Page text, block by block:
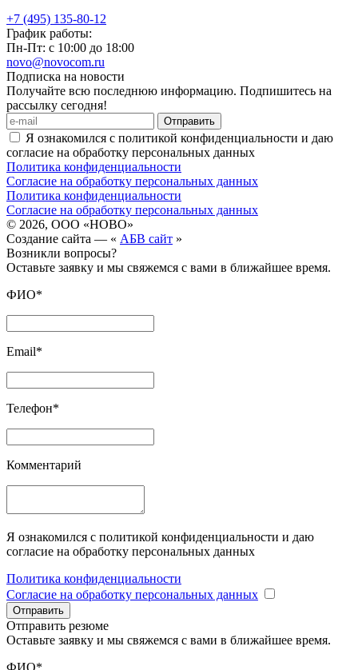
+7 (495) 135-80-12
График работы:
Пн-Пт: с 10:00 до 18:00
novo@novocom.ru
Подписка на новости
Получайте всю последнюю информацию. Подпишитесь на
рассылку сегодня!
Отправить
Я ознакомился с политикой конфиденциальности и даю
согласие на обработку персональных данных
Политика конфиденциальности
Согласие на обработку персональных данных
Политика конфиденциальности
Согласие на обработку персональных данных
© 2026, ООО «НОВО»
Создание сайта — « АБВ сайт »
Возникли вопросы?
Оставьте заявку и мы свяжемся с вами в ближайшее время.
ФИО*
Email*
Телефон*
Комментарий
Я ознакомился с политикой конфиденциальности и даю
согласие на обработку персональных данных
Политика конфиденциальности
Согласие на обработку персональных данных
Отправить
Отправить резюме
Оставьте заявку и мы свяжемся с вами в ближайшее время.
ФИО*